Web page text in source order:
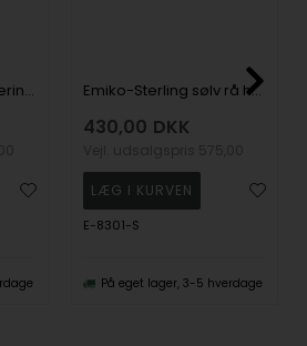
Lotti, Smukke sølv øreringe med zirkonia fra danske WiOGA Emiko-Sterling sølv rå hoops, fra Wioga
430,00 DKK
E-8301-S
På eget lager, 3-5 hverdage